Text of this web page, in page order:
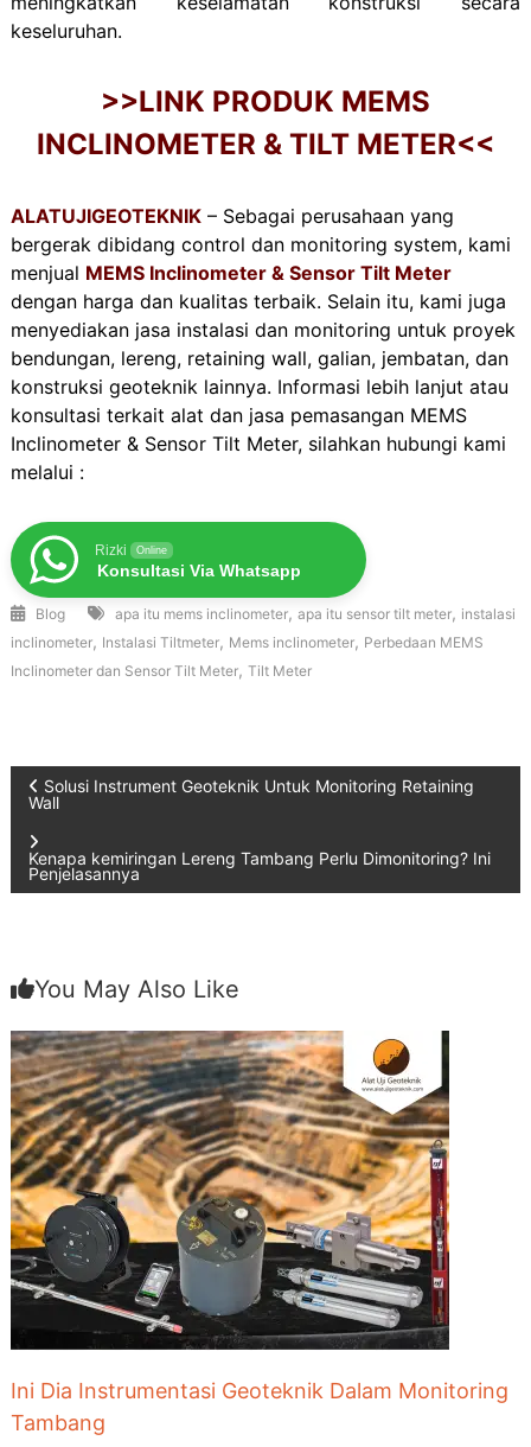
keseluruhan.
>>LINK PRODUK MEMS
INCLINOMETER & TILT METER<<
ALATUJIGEOTEKNIK – Sebagai perusahaan yang
bergerak dibidang control dan monitoring system, kami
menjual MEMS Inclinometer & Sensor Tilt Meter
dengan harga dan kualitas terbaik. Selain itu, kami juga
menyediakan jasa instalasi dan monitoring untuk proyek
bendungan, lereng, retaining wall, galian, jembatan, dan
konstruksi geoteknik lainnya. Informasi lebih lanjut atau
konsultasi terkait alat dan jasa pemasangan MEMS
Inclinometer & Sensor Tilt Meter, silahkan hubungi kami
melalui :
Rizki Online
Konsultasi Via Whatsapp
Blog apa itu mems inclinometer, apa itu sensor tilt meter, instalasi
inclinometer, Instalasi Tiltmeter, Mems inclinometer, Perbedaan MEMS
Inclinometer dan Sensor Tilt Meter, Tilt Meter
Post
navigation
Solusi Instrument Geoteknik Untuk Monitoring Retaining
Wall
Kenapa kemiringan Lereng Tambang Perlu Dimonitoring? Ini
Penjelasannya
You May Also Like
Ini Dia Instrumentasi Geoteknik Dalam Monitoring
Tambang